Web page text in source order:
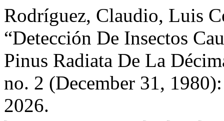
Rodríguez, Claudio, Luis
“Detección De Insectos
Pinus Radiata De La
no. 2 (December 31,
2026.